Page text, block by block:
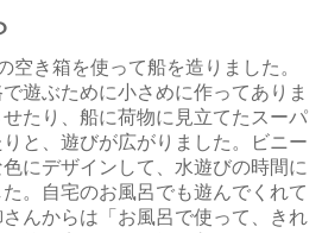
空き箱を使って船を造りました。
遊ぶために小さめに作ってありま
たり、船に荷物に見立てたスーパ
と、遊びが広がりました。ビニー
にデザインして、水遊びの時間に
。自宅のお風呂でも遊んでくれて
んからは「お風呂で使って、きれ